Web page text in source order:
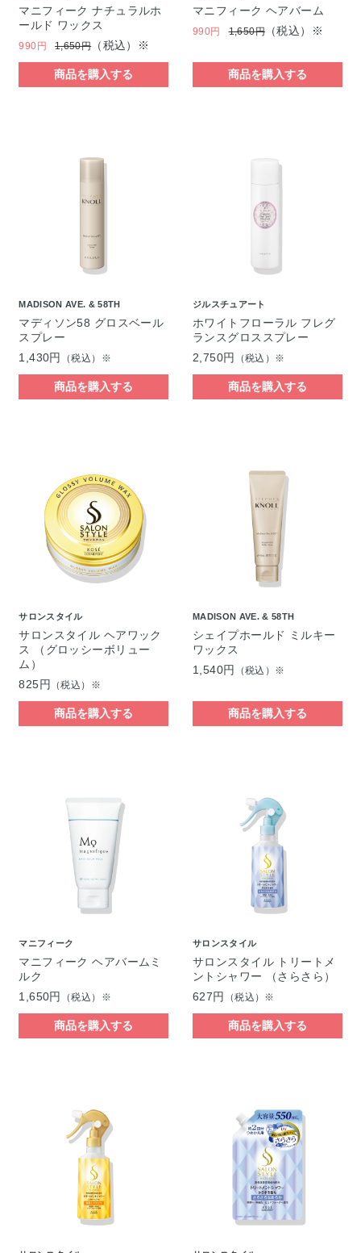
マニフィーク ナチュラルホ
ールド ワックス
990円 1,650円（税込）※
商品を購入する
マニフィーク ヘアバーム
990円 1,650円（税込）※
商品を購入する
MADISON AVE. & 58TH
マディソン58 グロスベール
スプレー
1,430円
（税込）※
商品を購入する
ジルスチュアート
ホワイトフローラル フレグ
ランスグロススプレー
2,750円
（税込）※
商品を購入する
サロンスタイル
サロンスタイル ヘアワック
ス （グロッシーボリュー
ム）
825円
（税込）※
商品を購入する
MADISON AVE. & 58TH
シェイプホールド ミルキー
ワックス
1,540円
（税込）※
商品を購入する
マニフィーク
マニフィーク ヘアバームミ
ルク
1,650円
（税込）※
商品を購入する
サロンスタイル
サロンスタイル トリートメ
ントシャワー （さらさら）
627円
（税込）※
商品を購入する